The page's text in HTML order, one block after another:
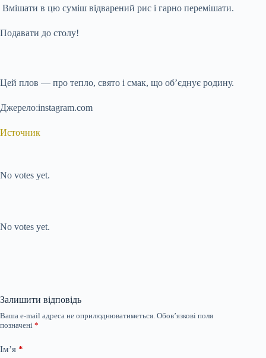
Вмішати в цю суміш відварений рис і гарно перемішати.
Подавати до столу!
Цей плов — про тепло, свято і смак, що об’єднує родину.
Джерело:instagram.com
Источник
No votes yet.
No votes yet.
Залишити відповідь
Ваша e-mail адреса не оприлюднюватиметься. Обов’язкові поля
позначені *
Ім’я *